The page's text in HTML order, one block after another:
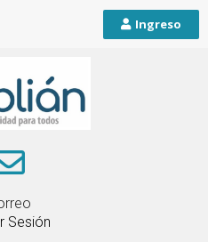
Ingreso
Sesión